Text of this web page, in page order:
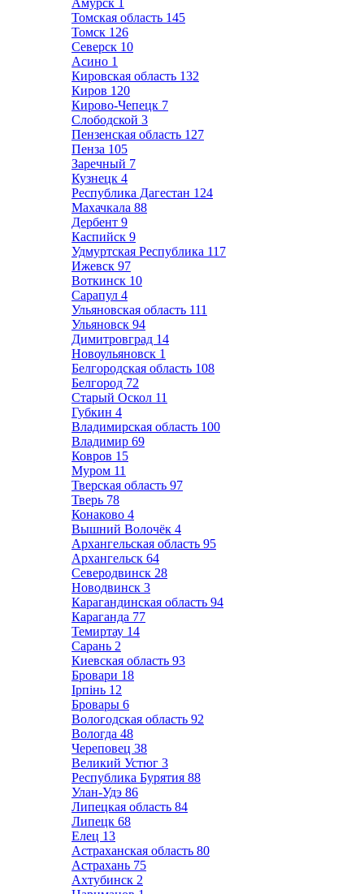
Амурск 1
Томская область 145
Томск 126
Северск 10
Асино 1
Кировская область 132
Киров 120
Кирово-Чепецк 7
Слободской 3
Пензенская область 127
Пенза 105
Заречный 7
Кузнецк 4
Республика Дагестан 124
Махачкала 88
Дербент 9
Каспийск 9
Удмуртская Республика 117
Ижевск 97
Воткинск 10
Сарапул 4
Ульяновская область 111
Ульяновск 94
Димитровград 14
Новоульяновск 1
Белгородская область 108
Белгород 72
Старый Оскол 11
Губкин 4
Владимирская область 100
Владимир 69
Ковров 15
Муром 11
Тверская область 97
Тверь 78
Конаково 4
Вышний Волочёк 4
Архангельская область 95
Архангельск 64
Северодвинск 28
Новодвинск 3
Карагандинская область 94
Караганда 77
Темиртау 14
Сарань 2
Киевская область 93
Бровари 18
Ірпінь 12
Бровары 6
Вологодская область 92
Вологда 48
Череповец 38
Великий Устюг 3
Республика Бурятия 88
Улан-Удэ 86
Липецкая область 84
Липецк 68
Елец 13
Астраханская область 80
Астрахань 75
Ахтубинск 2